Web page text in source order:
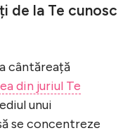
de la Te cunosc
cântăreață
din juriul Te
unui
se concentreze